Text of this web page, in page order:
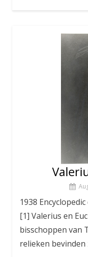
1938
[1] Valerius en
bisschoppen van
relieken bevinden